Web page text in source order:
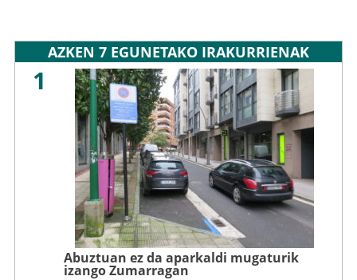
AZKEN 7 EGUNETAKO IRAKURRIENAK
1
Abuztuan ez da aparkaldi mugaturik
izango Zumarragan